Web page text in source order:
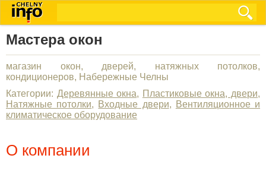
Мастера окон
магазин окон, дверей, натяжных потолков,
кондиционеров, Набережные Челны
Категории: Деревянные окна, Пластиковые окна, двери,
Натяжные потолки, Входные двери, Вентиляционное и
климатическое оборудование
О компании